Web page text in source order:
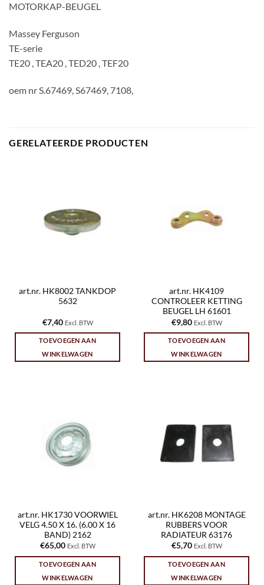
MOTORKAP-BEUGEL
Massey Ferguson
TE-serie
TE20 , TEA20 , TED20 , TEF20
oem nr S.67469, S67469, 7108,
GERELATEERDE PRODUCTEN
art.nr. HK8002 TANKDOP
5632
€7,40 Excl. BTW
TOEVOEGEN AAN
WINKELWAGEN
art.nr. HK4109
CONTROLEER KETTING
BEUGEL LH 61601
€9,80 Excl. BTW
TOEVOEGEN AAN
WINKELWAGEN
art.nr. HK1730 VOORWIEL
VELG 4.50 X 16. (6.00 X 16
BAND) 2162
€65,00 Excl. BTW
TOEVOEGEN AAN
WINKELWAGEN
art.nr. HK6208 MONTAGE
RUBBERS VOOR
RADIATEUR 63176
€5,70 Excl. BTW
TOEVOEGEN AAN
WINKELWAGEN